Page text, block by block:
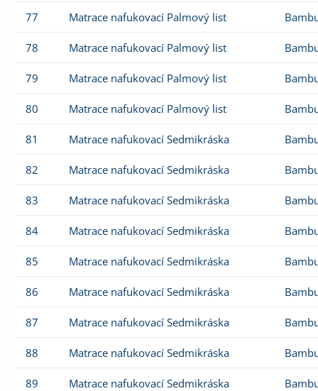
77 Matrace nafukovací Palmový list
78 Matrace nafukovací Palmový list
79 Matrace nafukovací Palmový list
80 Matrace nafukovací Palmový list
81 Matrace nafukovací Sedmikráska
82 Matrace nafukovací Sedmikráska
83 Matrace nafukovací Sedmikráska
84 Matrace nafukovací Sedmikráska
85 Matrace nafukovací Sedmikráska
86 Matrace nafukovací Sedmikráska
87 Matrace nafukovací Sedmikráska
88 Matrace nafukovací Sedmikráska
89 Matrace nafukovací Sedmikráska